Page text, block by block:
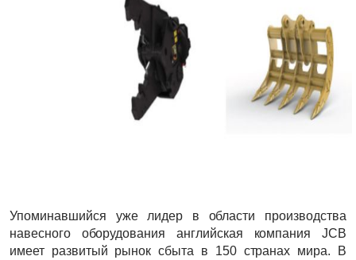
Упоминавшийся уже лидер в области производства
навесного оборудования английская компания JCB
имеет развитый рынок сбыта в 150 странах мира. В